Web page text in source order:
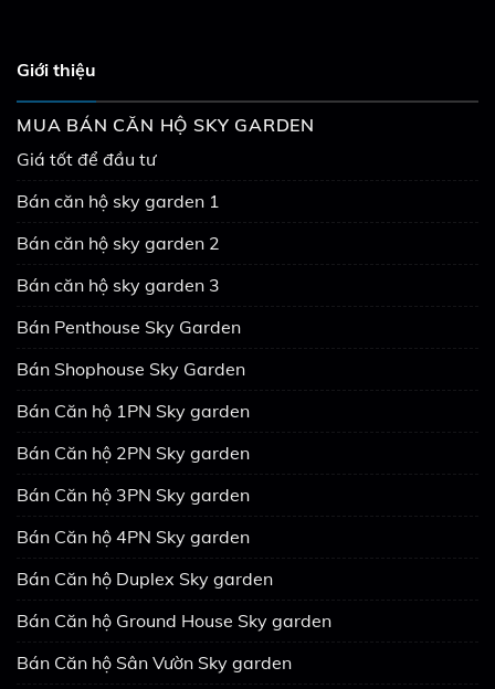
Giới thiệu
MUA BÁN CĂN HỘ SKY GARDEN
Giá tốt để đầu tư
Bán căn hộ sky garden 1
Bán căn hộ sky garden 2
Bán căn hộ sky garden 3
Bán Penthouse Sky Garden
Bán Shophouse Sky Garden
Bán Căn hộ 1PN Sky garden
Bán Căn hộ 2PN Sky garden
Bán Căn hộ 3PN Sky garden
Bán Căn hộ 4PN Sky garden
Bán Căn hộ Duplex Sky garden
Bán Căn hộ Ground House Sky garden
Bán Căn hộ Sân Vườn Sky garden